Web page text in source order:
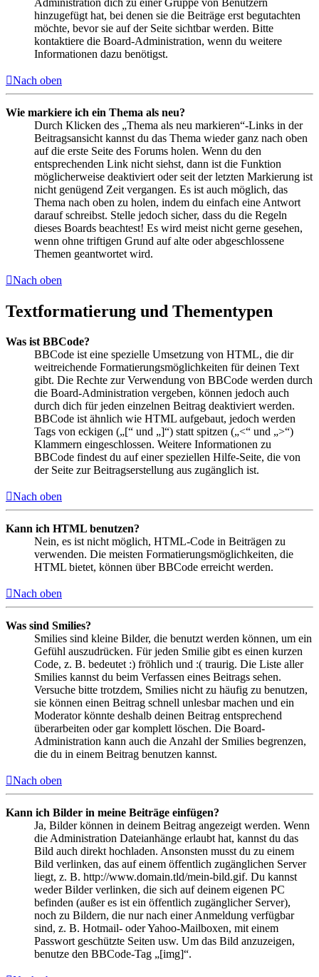
hinzugefügt hat, bei denen sie die Beiträge erst begutachten
möchte, bevor sie auf der Seite sichtbar werden. Bitte
kontaktiere die Board-Administration, wenn du weitere
Informationen dazu benötigst.
Nach oben
Wie markiere ich ein Thema als neu?
Durch Klicken des „Thema als neu markieren“-Links in der
Beitragsansicht kannst du das Thema wieder ganz nach oben
auf die erste Seite des Forums holen. Wenn du den
entsprechenden Link nicht siehst, dann ist die Funktion
möglicherweise deaktiviert oder seit der letzten Markierung ist
nicht genügend Zeit vergangen. Es ist auch möglich, das
Thema nach oben zu holen, indem du einfach eine Antwort
darauf schreibst. Stelle jedoch sicher, dass du die Regeln
dieses Boards beachtest! Es wird meist nicht gerne gesehen,
wenn ohne triftigen Grund auf alte oder abgeschlossene
Themen geantwortet wird.
Nach oben
Textformatierung und Thementypen
Was ist BBCode?
BBCode ist eine spezielle Umsetzung von HTML, die dir
weitreichende Formatierungsmöglichkeiten für deinen Text
gibt. Die Rechte zur Verwendung von BBCode werden durch
die Board-Administration vergeben, können jedoch auch
durch dich für jeden einzelnen Beitrag deaktiviert werden.
BBCode ist ähnlich wie HTML aufgebaut, jedoch werden
Tags von eckigen („[“ und „]“) statt spitzen („<“ und „>“)
Klammern eingeschlossen. Weitere Informationen zu
BBCode findest du auf einer speziellen Hilfe-Seite, die von
der Seite zur Beitragserstellung aus zugänglich ist.
Nach oben
Kann ich HTML benutzen?
Nein, es ist nicht möglich, HTML-Code in Beiträgen zu
verwenden. Die meisten Formatierungsmöglichkeiten, die
HTML bietet, können über BBCode erreicht werden.
Nach oben
Was sind Smilies?
Smilies sind kleine Bilder, die benutzt werden können, um ein
Gefühl auszudrücken. Für jeden Smilie gibt es einen kurzen
Code, z. B. bedeutet :) fröhlich und :( traurig. Die Liste aller
Smilies kannst du beim Verfassen eines Beitrags sehen.
Versuche bitte trotzdem, Smilies nicht zu häufig zu benutzen,
sie können einen Beitrag schnell unlesbar machen und ein
Moderator könnte deshalb deinen Beitrag entsprechend
überarbeiten oder gar komplett löschen. Die Board-
Administration kann auch die Anzahl der Smilies begrenzen,
die du in einem Beitrag benutzen kannst.
Nach oben
Kann ich Bilder in meine Beiträge einfügen?
Ja, Bilder können in deinem Beitrag angezeigt werden. Wenn
die Administration Dateianhänge erlaubt hat, kannst du das
Bild auch direkt hochladen. Ansonsten musst du zu einem
Bild verlinken, das auf einem öffentlich zugänglichen Server
liegt, z. B. http://www.domain.tld/mein-bild.gif. Du kannst
weder Bilder verlinken, die sich auf deinem eigenen PC
befinden (außer es ist ein öffentlich zugänglicher Server),
noch zu Bildern, die nur nach einer Anmeldung verfügbar
sind, z. B. Hotmail- oder Yahoo-Mailboxen, mit einem
Passwort geschützte Seiten usw. Um das Bild anzuzeigen,
benutze den BBCode-Tag „[img]“.